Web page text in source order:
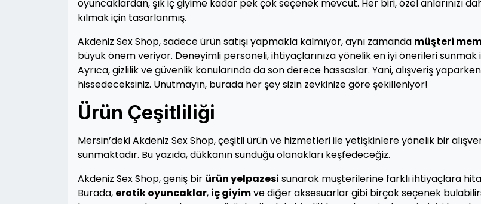
oyuncaklardan, şık iç giyime kadar pek çok seçenek mevcut. Her biri, özel anlarınızı
kılmak için tasarlanmış.
Akdeniz Sex Shop, sadece ürün satışı yapmakla kalmıyor, aynı zamanda müşteri
büyük önem veriyor. Deneyimli personeli, ihtiyaçlarınıza yönelik en iyi önerileri sunmak
Ayrıca, gizlilik ve güvenlik konularında da son derece hassaslar. Yani, alışveriş
hissedeceksiniz. Unutmayın, burada her şey sizin zevkinize göre şekilleniyor!
Ürün Çeşitliliği
Mersin’deki Akdeniz Sex Shop, çeşitli ürün ve hizmetleri ile yetişkinlere yönelik bir
sunmaktadır. Bu yazıda, dükkanın sunduğu olanakları keşfedeceğiz.
Akdeniz Sex Shop, geniş bir ürün yelpazesi sunarak müşterilerine farklı ihtiyaçlara
Burada, erotik oyuncaklar, iç giyimve diğer aksesuarlar gibi birçok seçenek